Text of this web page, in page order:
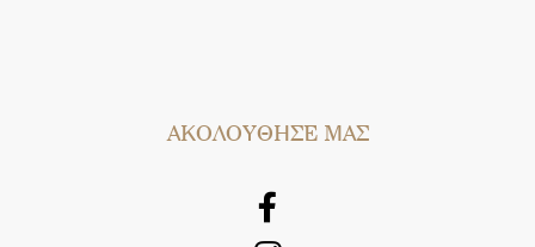
AΚΟΛΟΥΘΗΣΕ ΜΑΣ